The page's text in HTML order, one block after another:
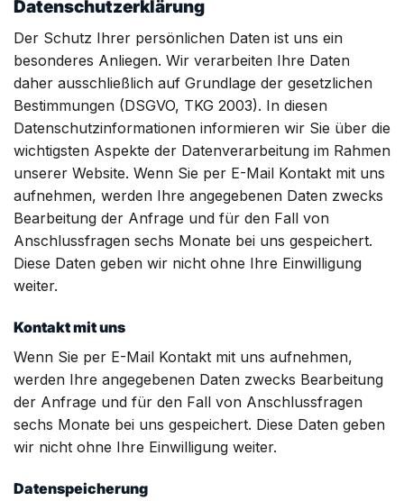
Datenschutzerklärung
Der Schutz Ihrer persönlichen Daten ist uns ein
besonderes Anliegen. Wir verarbeiten Ihre Daten
daher ausschließlich auf Grundlage der gesetzlichen
Bestimmungen (DSGVO, TKG 2003). In diesen
Datenschutzinformationen informieren wir Sie über die
wichtigsten Aspekte der Datenverarbeitung im Rahmen
unserer Website. Wenn Sie per E-Mail Kontakt mit uns
aufnehmen, werden Ihre angegebenen Daten zwecks
Bearbeitung der Anfrage und für den Fall von
Anschlussfragen sechs Monate bei uns gespeichert.
Diese Daten geben wir nicht ohne Ihre Einwilligung
weiter.
Kontakt mit uns
Wenn Sie per E-Mail Kontakt mit uns aufnehmen,
werden Ihre angegebenen Daten zwecks Bearbeitung
der Anfrage und für den Fall von Anschlussfragen
sechs Monate bei uns gespeichert. Diese Daten geben
wir nicht ohne Ihre Einwilligung weiter.
Datenspeicherung